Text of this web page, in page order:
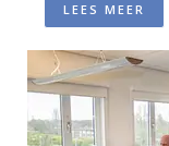
LEES MEER